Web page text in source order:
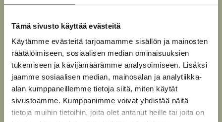
Tämä sivusto käyttää evästeitä
Käytämme evästeitä tarjoamamme sisällön ja mainosten
räätälöimiseen, sosiaalisen median ominaisuuksien
tukemiseen ja kävijämäärämme analysoimiseen. Lisäksi
jaamme sosiaalisen median, mainosalan ja analytiikka-
alan kumppaneillemme tietoja siitä, miten käytät
sivustoamme. Kumppanimme voivat yhdistää näitä
tietoja muihin tietoihin, joita olet antanut heille tai joita on